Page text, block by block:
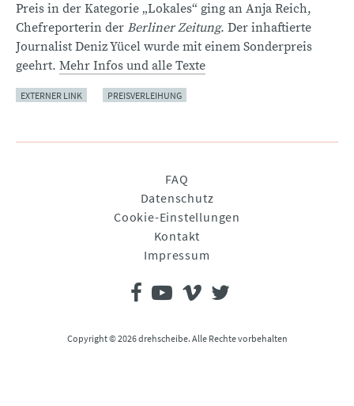
Preis in der Kategorie „Lokales“ ging an Anja Reich,
Chefreporterin der Berliner Zeitung. Der inhaftierte
Journalist Deniz Yücel wurde mit einem Sonderpreis
geehrt. Mehr Infos und alle Texte
EXTERNER LINK PREISVERLEIHUNG
FAQ
Datenschutz
Cookie-Einstellungen
Kontakt
Impressum
Copyright © 2026 drehscheibe. Alle Rechte vorbehalten